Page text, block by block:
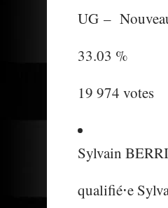
UG –
33.03 %
19 974 votes
Sylvain
qualifié⋅e